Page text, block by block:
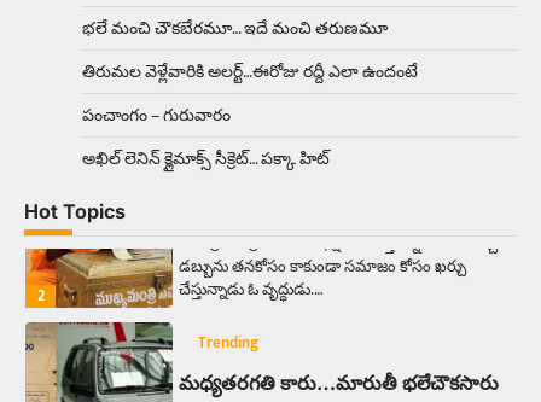
భలే మంచి చౌకబేరమూ… ఇదే మంచి తరుణమూ
తిరుమల వెళ్లేవారికి అలర్ట్‌…ఈరోజు రద్దీ ఎలా ఉందంటే
పంచాంగం – గురువారం
అఖిల్‌ లెనిన్ క్లైమాక్స్‌ సీక్రెట్‌… పక్కా హిట్‌
Hot Topics
ఆదివారం వచ్చిందంటే చాలు సామాన్యుడి నుండి
సాఫ్ట్‌వేర్ ఉద్యోగి వరకు అందరికీ గుర్తొచ్చే మొదటి పని
‘బట్టలు ఉతకడం’. వారం…
2
Trending
మనసున్న బిచ్చగాడు… సీఎం నిధికి భారీగా
విరాళం
కడుపు నింపుకోవడానికి భిక్షాటన చేస్తున్నా… చేతికి వచ్చిన
డబ్బును తనకోసం కాకుండా సమాజం కోసం ఖర్చు
చేస్తున్నాడు ఓ వృద్ధుడు.…
Trending
మధ్యతరగతి కారు…మారుతీ భలేచౌకసారు